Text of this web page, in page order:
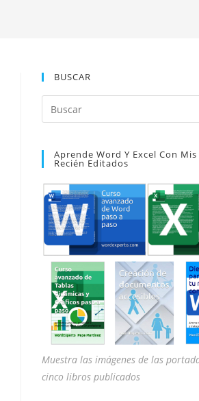
BUSCAR
Aprende Word Y Excel Con
Recién Editados
Muestra las imágenes de las
cinco libros publicados